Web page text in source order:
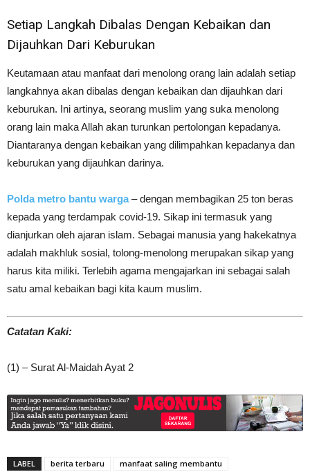
Setiap Langkah Dibalas Dengan Kebaikan dan
Dijauhkan Dari Keburukan
Keutamaan atau manfaat dari menolong orang lain adalah setiap
langkahnya akan dibalas dengan kebaikan dan dijauhkan dari
keburukan. Ini artinya, seorang muslim yang suka menolong
orang lain maka Allah akan turunkan pertolongan kepadanya.
Diantaranya dengan kebaikan yang dilimpahkan kepadanya dan
keburukan yang dijauhkan darinya.
Polda metro bantu warga – dengan membagikan 25 ton beras
kepada yang terdampak covid-19. Sikap ini termasuk yang
dianjurkan oleh ajaran islam. Sebagai manusia yang hakekatnya
adalah makhluk sosial, tolong-menolong merupakan sikap yang
harus kita miliki. Terlebih agama mengajarkan ini sebagai salah
satu amal kebaikan bagi kita kaum muslim.
Catatan Kaki:
(1) – Surat Al-Maidah Ayat 2
LABEL berita terbaru
manfaat saling membantu